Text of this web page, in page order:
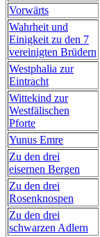
Vorwärts
Wahrheit und
Einigkeit zu den 7
vereinigten Brüdern
Westphalia zur
Eintracht
Wittekind zur
Westfälischen
Pforte
Yunus Emre
Zu den drei
eisernen Bergen
Zu den drei
Rosenknospen
Zu den drei
schwarzen Adlern